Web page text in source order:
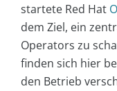
startete Red Hat
dem Ziel, ein
Operators zu
finden sich hier
den Betrieb